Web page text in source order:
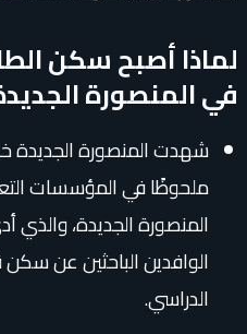
لماذا أصبح سكن
في المنصورة
شهدت المنصورة الجديدة
ملحوظًا في المؤسسات
المنصورة الجديدة، والذي
الوافدين الباحثين عن
الدراسي.